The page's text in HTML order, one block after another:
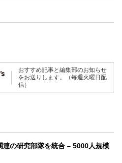
おすすめ記事と編集部のお知らせ
をお送りします。（毎週火曜日配
信）
連の研究部隊を統合 – 5000人規模